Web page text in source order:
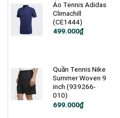
Áo Tennis Adidas
Climachill
(CE1444)
Giá
499.000₫
Giá
Quần Tennis Nike
Summer Woven 9
inch (939266-
010)
Giá
699.000₫
Giá